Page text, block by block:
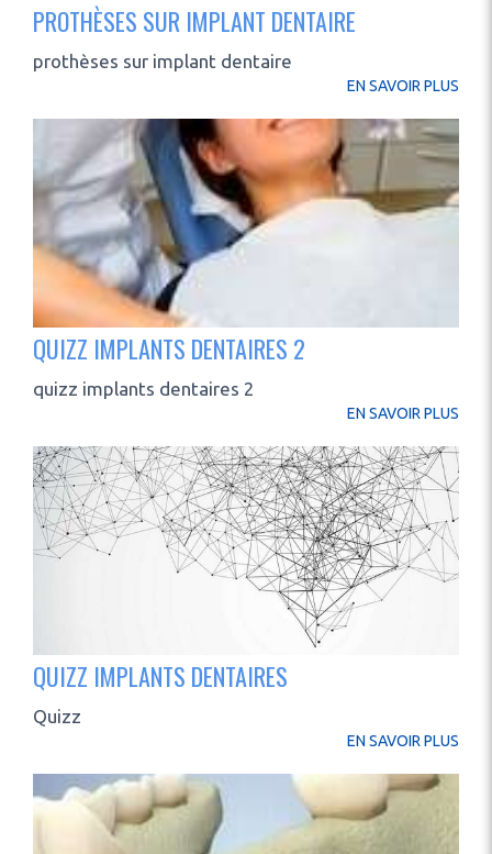
PROTHÈSES SUR IMPLANT DENTAIRE
prothèses sur implant dentaire
EN SAVOIR PLUS
QUIZZ IMPLANTS DENTAIRES 2
quizz implants dentaires 2
EN SAVOIR PLUS
QUIZZ IMPLANTS DENTAIRES
Quizz
EN SAVOIR PLUS